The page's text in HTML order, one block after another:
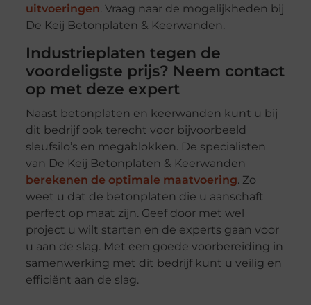
uitvoeringen. Vraag naar de mogelijkheden bij
De Keij Betonplaten & Keerwanden.
Industrieplaten tegen de
voordeligste prijs? Neem contact
op met deze expert
Naast betonplaten en keerwanden kunt u bij
dit bedrijf ook terecht voor bijvoorbeeld
sleufsilo’s en megablokken. De specialisten
van De Keij Betonplaten & Keerwanden
berekenen de optimale maatvoering. Zo
weet u dat de betonplaten die u aanschaft
perfect op maat zijn. Geef door met wel
project u wilt starten en de experts gaan voor
u aan de slag. Met een goede voorbereiding in
samenwerking met dit bedrijf kunt u veilig en
efficiënt aan de slag.